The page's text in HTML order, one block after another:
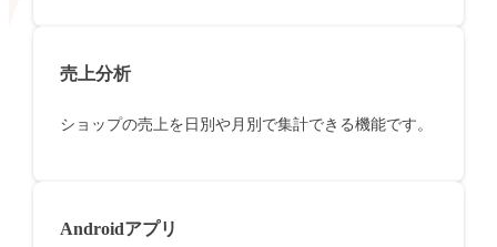
売上分析
ショップの売上を日別や月別で集計できる機能です。
Androidアプリ